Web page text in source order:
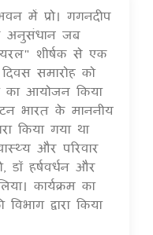
14 Jul 2020
में प्रो। गगनदीप
अनुसंधान जब
शीर्षक से एक
दिवस समारोह को
का आयोजन किया
भारत के माननीय
किया गया था
और परिवार
डॉ हर्षवर्धन और
कार्यक्रम का
द्वारा किया